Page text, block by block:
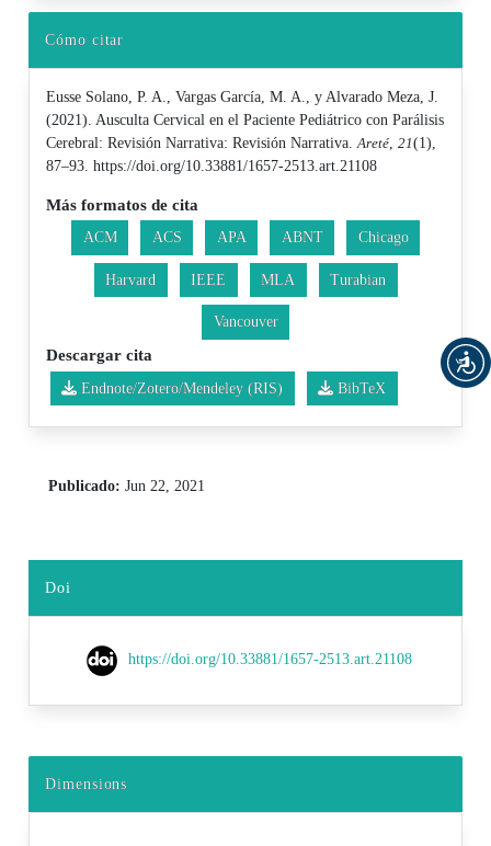
Cómo citar
Eusse Solano, P. A., Vargas García, M. A., y Alvarado Meza, J.
(2021). Ausculta Cervical en el Paciente Pediátrico con Parálisis
Cerebral: Revisión Narrativa: Revisión Narrativa.Areté ,21(1),
87–93. https://doi.org/10.33881/1657-2513.art.21108
Más formatos de cita
ACM ACS APA ABNT Chicago
Harvard IEEE MLA Turabian
Vancouver
Descargar cita
Endnote/Zotero/Mendeley (RIS) BibTeX
Publicado: Jun 22, 2021
Doi
https://doi.org/10.33881/1657-2513.art.21108
Dimensions